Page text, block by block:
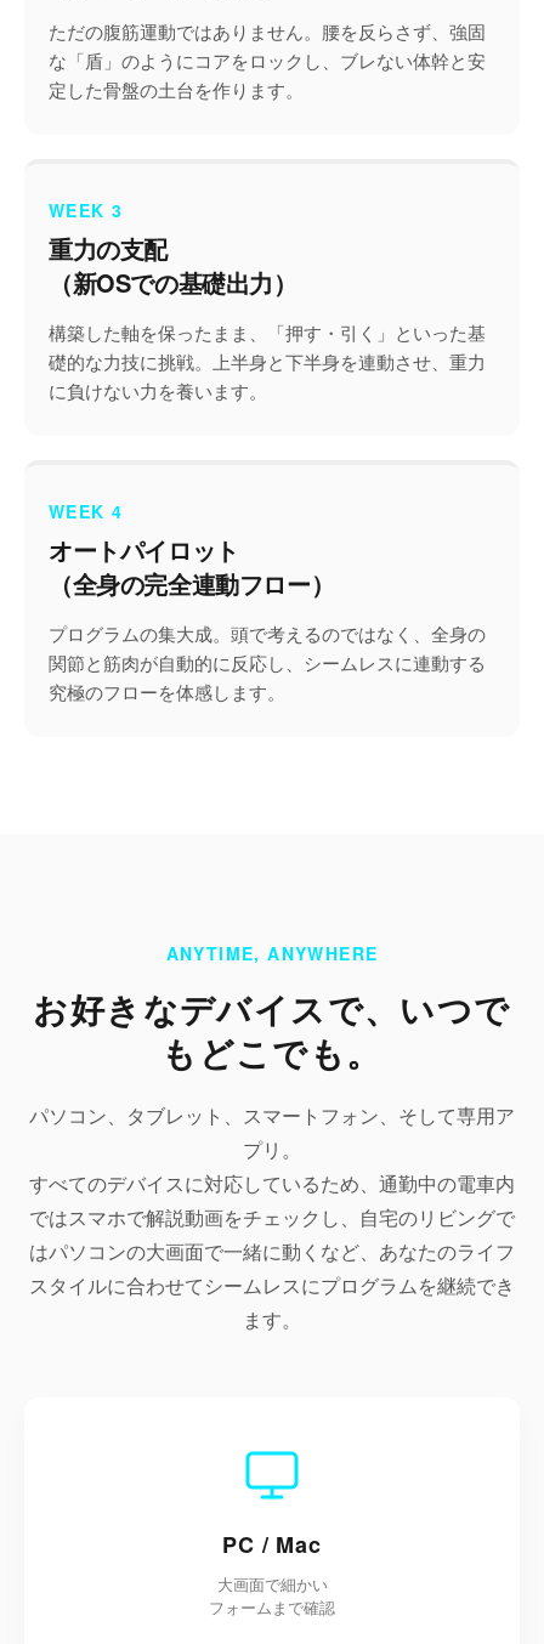
ただの腹筋運動ではありません。腰を反らさず、強固
な「盾」のようにコアをロックし、ブレない体幹と安
定した骨盤の土台を作ります。
WEEK 3
重力の支配
（新OSでの基礎出力）
構築した軸を保ったまま、「押す・引く」といった基
礎的な力技に挑戦。上半身と下半身を連動させ、重力
に負けない力を養います。
WEEK 4
オートパイロット
（全身の完全連動フロー）
プログラムの集大成。頭で考えるのではなく、全身の
関節と筋肉が自動的に反応し、シームレスに連動する
究極のフローを体感します。
ANYTIME, ANYWHERE
お好きなデバイスで、いつで
もどこでも。
パソコン、タブレット、スマートフォン、そして専用ア
プリ。
すべてのデバイスに対応しているため、通勤中の電車内
ではスマホで解説動画をチェックし、自宅のリビングで
はパソコンの大画面で一緒に動くなど、あなたのライフ
スタイルに合わせてシームレスにプログラムを継続でき
ます。
PC / Mac
大画面で細かい
フォームまで確認